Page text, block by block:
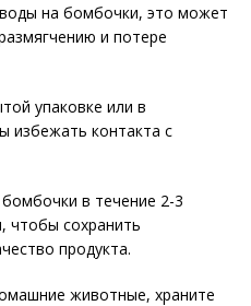
на бомбочки, это может
и потере
упаковке или в
избежать контакта с
в течение 2-3
чтобы сохранить
продукта.
животные, храните